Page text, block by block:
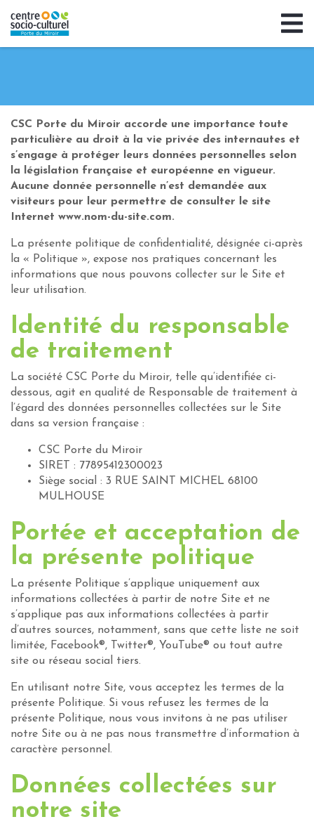
CSC Porte du Miroir accorde une importance toute
particulière au droit à la vie privée des internautes et
s’engage à protéger leurs données personnelles selon
la législation française et européenne en vigueur.
Aucune donnée personnelle n’est demandée aux
visiteurs pour leur permettre de consulter le site
Internet www.nom-du-site.com.
La présente politique de confidentialité, désignée ci-après
la « Politique », expose nos pratiques concernant les
informations que nous pouvons collecter sur le Site et
leur utilisation.
Identité du responsable
de traitement
La société CSC Porte du Miroir, telle qu’identifiée ci-
dessous, agit en qualité de Responsable de traitement à
l’égard des données personnelles collectées sur le Site
dans sa version française :
CSC Porte du Miroir
SIRET : 77895412300023
Siège social : 3 RUE SAINT MICHEL 68100
MULHOUSE
Portée et acceptation de
la présente politique
La présente Politique s’applique uniquement aux
informations collectées à partir de notre Site et ne
s’applique pas aux informations collectées à partir
d’autres sources, notamment, sans que cette liste ne soit
limitée, Facebook®, Twitter®, YouTube® ou tout autre
site ou réseau social tiers.
En utilisant notre Site, vous acceptez les termes de la
présente Politique. Si vous refusez les termes de la
présente Politique, nous vous invitons à ne pas utiliser
notre Site ou à ne pas nous transmettre d’information à
caractère personnel.
Données collectées sur
notre site